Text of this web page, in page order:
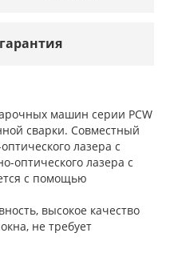
машин серии PCW
сварки. Совместный
лазера с
оптического лазера с
с помощью
высокое качество
не требует